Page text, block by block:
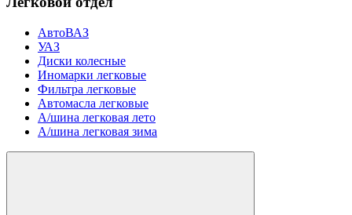
АвтоВАЗ
УАЗ
Диски колесные
Иномарки легковые
Фильтра легковые
Автомасла легковые
А/шина легковая лето
А/шина легковая зима